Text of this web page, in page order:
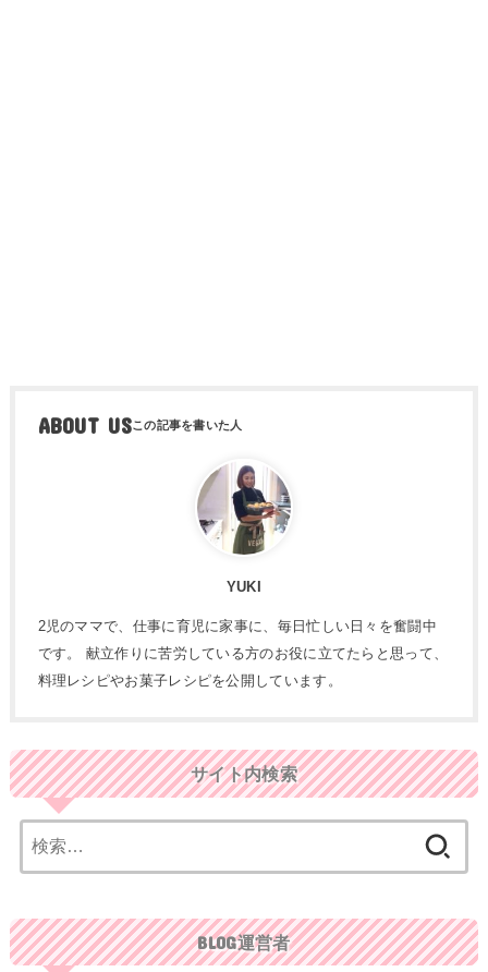
ABOUT US
YUKI
2児のママで、仕事に育児に家事に、毎日忙しい日々を奮闘中
です。 献立作りに苦労している方のお役に立てたらと思って、
料理レシピやお菓子レシピを公開しています。
サイト内検索
索:
BLOG運営者